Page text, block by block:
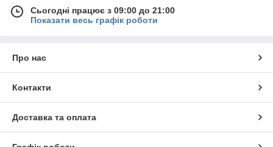
Сьогодні працює з 09:00 до 21:00
Показати весь графік роботи
Про нас
Контакти
Доставка та оплата